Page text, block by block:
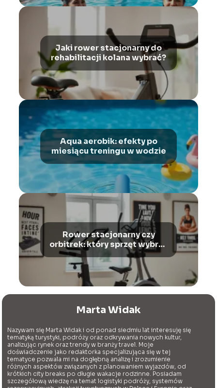
Jaki rower stacjonarny do
rehabilitacji kolana wybrać?
Aqua aerobik: efekty po
miesiącu treningu w wodzie
Rower stacjonarny czy
orbitrek: który sprzęt wybrać
dla siebie?
Marta Widak
Nazywam się Marta Widak i od ponad siedmiu lat interesuję się
tematyką turystyki, podróży oraz odkrywania nowych kultur,
analizując rynek oraz trendy w branży travel. Moje
doświadczenie jako redaktorka specjalizująca się w tej
tematyce pozwala mi na dogłębną analizę i zrozumienie
różnych aspektów związanych z planowaniem wyjazdów, od
krótkich city breaks po długie wakacje rodzinne. Posiadam
szczegółową wiedzę na temat logistyki podróży, systemów